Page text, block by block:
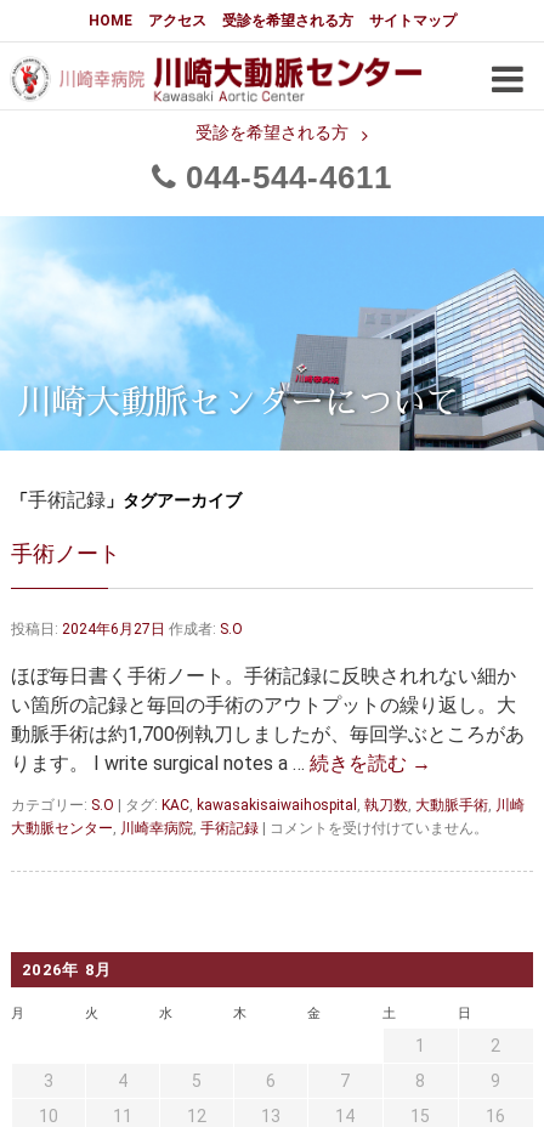
HOME アクセス 受診を希望される方 サイトマップ
受診を希望される方
044 544 4611
大動脈センターについて
はじめに 大動脈センターについて
メディアでの紹介
都道府県別患者マップ 都道府県別紹介病院
大動脈瘤について 基本編
3分でわかる大動脈瘤・大動脈
大動脈瘤
大動脈解離（解離性大動脈瘤）
胸部大動脈瘤の治療
腹部大動脈瘤の治療
大動脈弁・大動脈基部の治療
胸部大動脈瘤 胸腹部大動脈瘤
腹部大動脈瘤 大動脈解離
ステントグラフトによる治療 年齢・余病
マルファン症候群
大動脈瘤を指摘されたら？
外来予約について
セカンドオピニオン 治療費について
川崎大動脈センターについて
「手術記録」タグアーカイブ
手術ノート
投稿日: 2024年6月27日 作成者: S.O
ほぼ毎日書く手術ノート。手術記録に反映されれない細か
い箇所の記録と毎回の手術のアウトプットの繰り返し。大
動脈手術は約1,700例執刀しましたが、毎回学ぶところがあ
ります。 I write surgical notes a … 続きを読む →
カテゴリー: S.O タグ: KAC, kawasakisaiwaihospital , 執刀数, 大動脈手術, 川崎
大動脈センター, 川崎幸病院, 手術記録
手
ノ
コメントを受け付けていません。
2026年 8月
月 火 水 木 金 土 日
1
2
3
4 5 6 7 8
9
10
11 12 13 14 15
16